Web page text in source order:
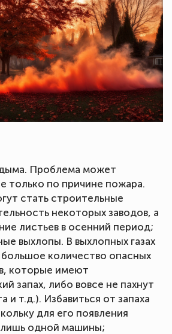
дыма. Проблема может
только по причине пожара.
стать строительные
некоторых заводов, а
листьев в осенний период;
выхлопы. В выхлопных газах
количество опасных
которые имеют
запах, либо вовсе не пахнут
и т.д.). Избавиться от запаха
для его появления
одной машины;